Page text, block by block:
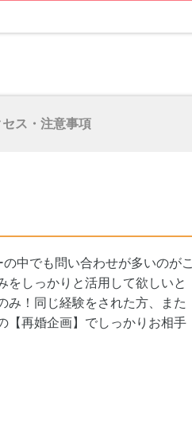
セス・注意事項
中でも問い合わせが多いのがこ
をしっかりと活用して欲しいと
み！同じ経験をされた方、また
【再婚企画】でしっかりお相手